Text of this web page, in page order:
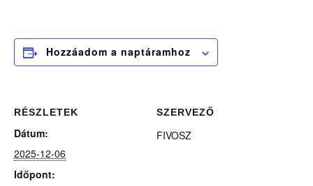
Hozzáadom a naptáramhoz
RÉSZLETEK
Dátum:
2025-12-06
Időpont:
SZERVEZŐ
FIVOSZ